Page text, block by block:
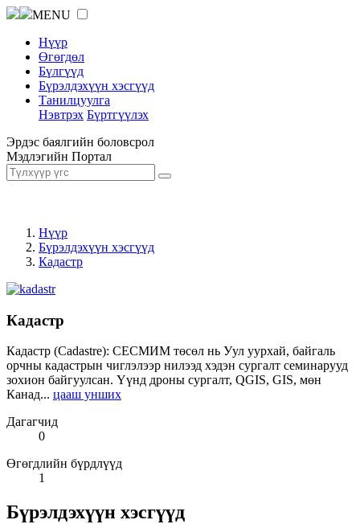
MENU
Нүүр
Өгөгдөл
Бүлгүүд
Бүрэлдэхүүн хэсгүүд
Танилцуулга
Нэвтрэх Бүртгүүлэх
Эрдэс баялгийн боловсрол
Мэдлэгийн Портал
Нүүр
Бүрэлдэхүүн хэсгүүд
Кадастр
Кадастр
Кадастр (Cadastre): СЕСМИМ төсөл нь Уул уурхай, байгаль
орчны кадастрын чиглэлээр нилээд хэдэн сургалт семинарууд
зохион байгуулсан. Үүнд дроны сургалт, QGIS, GIS, мөн
Канад... цааш унших
Дагагчид
0
Өгөгдлийн бүрдлүүд
1
Бүрэлдэхүүн хэсгүүд